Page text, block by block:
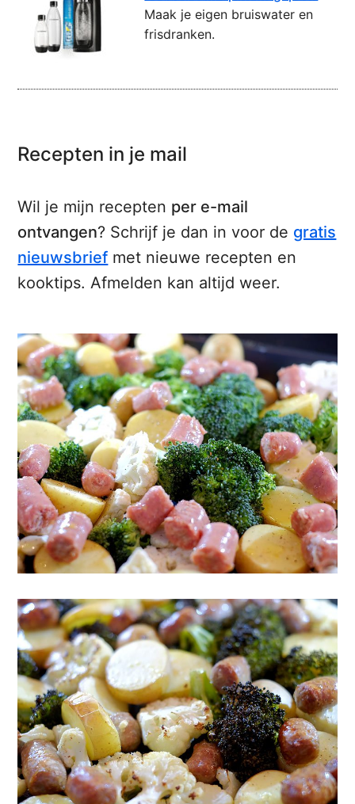
Maak je eigen bruiswater en
frisdranken.
Recepten in je mail
Wil je mijn recepten per e-mail
ontvangen? Schrijf je dan in voor de gratis
nieuwsbrief met nieuwe recepten en
kooktips. Afmelden kan altijd weer.